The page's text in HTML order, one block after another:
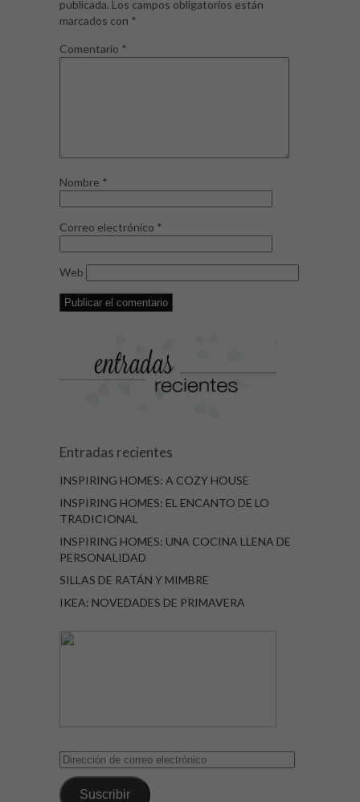
publicada. Los campos obligatorios están
marcados con *
Comentario *
Nombre *
Correo electrónico *
Web
Entradas recientes
INSPIRING HOMES: A COZY HOUSE
INSPIRING HOMES: EL ENCANTO DE LO
TRADICIONAL
INSPIRING HOMES: UNA COCINA LLENA DE
PERSONALIDAD
SILLAS DE RATÁN Y MIMBRE
IKEA: NOVEDADES DE PRIMAVERA
Dirección
correoSuscribir